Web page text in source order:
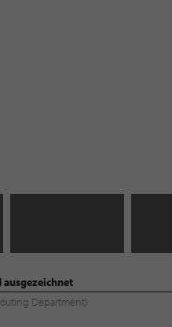
ausgezeichnet
Department)